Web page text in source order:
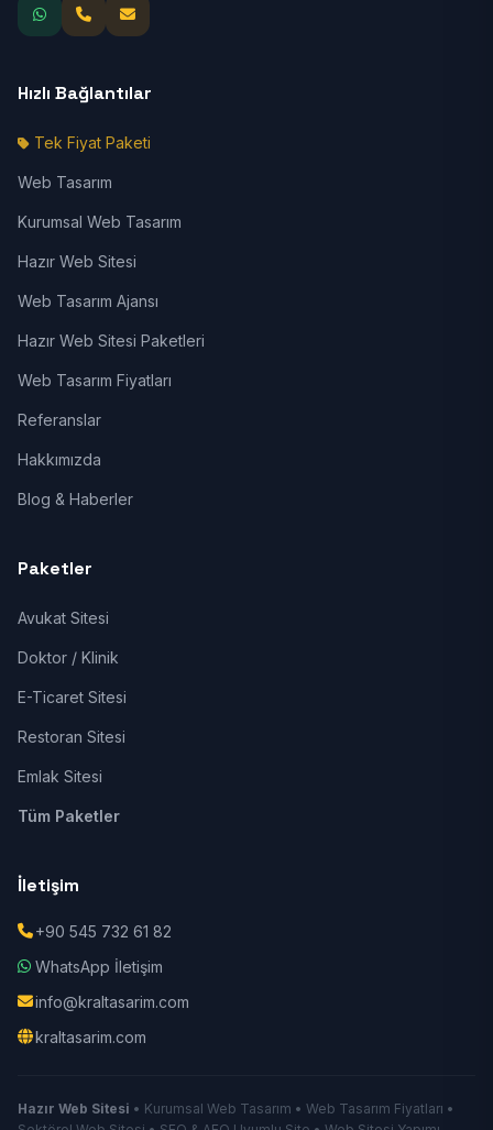
Hızlı Bağlantılar
Tek Fiyat Paketi
Web Tasarım
Kurumsal Web Tasarım
Hazır Web Sitesi
Web Tasarım Ajansı
Hazır Web Sitesi Paketleri
Web Tasarım Fiyatları
Referanslar
Hakkımızda
Blog & Haberler
Paketler
Avukat Sitesi
Doktor / Klinik
E-Ticaret Sitesi
Restoran Sitesi
Emlak Sitesi
Tüm Paketler
İletişim
+90 545 732 61 82
WhatsApp İletişim
info@kraltasarim.com
kraltasarim.com
Hazır Web Sitesi • Kurumsal Web Tasarım • Web Tasarım Fiyatları •